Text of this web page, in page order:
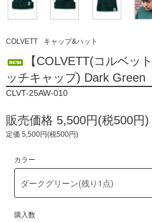
COLVETT キャップ&ハット
【COLVETT(コルベッ
ッチキャップ) Dark Green
CLVT-25AW-010
販売価格 5,500円(税500円)
定価 5,500円(税500円)
カラー
購入数